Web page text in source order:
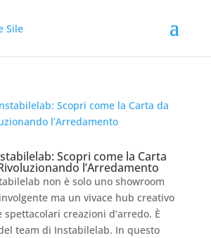
Scopri come la Carta
l’Arredamento
non è solo uno showroom
ma un vivace hub creativo
creazioni d’arredo. È
team di Instabilelab. In questo